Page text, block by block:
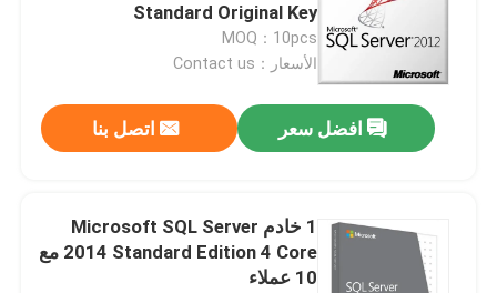
Standard Original Key
MOQ：10pcs
الأسعار：Contact us
افضل سعر اتصل بنا
1 خادم Microsoft SQL Server
2014 Standard Edition 4 Core مع
10 عملاء